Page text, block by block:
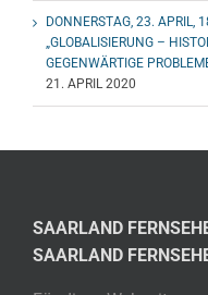
DONNERSTAG, 23. APRIL,
„GLOBALISIERUNG –
GEGENWÄRTIGE
21. APRIL 2020
SAARLAND
SAARLAND